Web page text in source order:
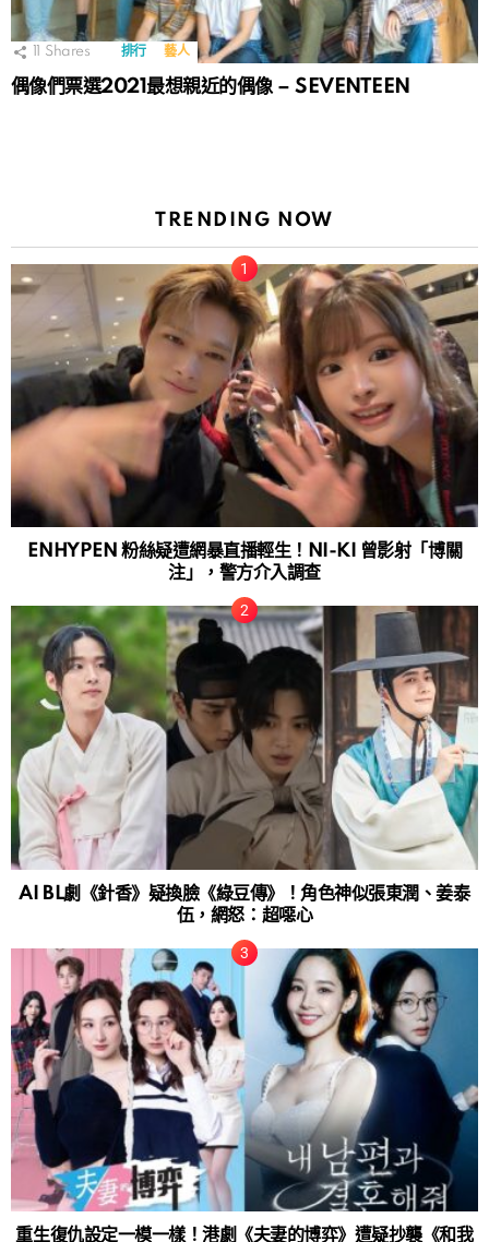
Shares 排行 藝人
偶像們票選2021最想親近的偶像 – SEVENTEEN
TRENDING NOW
ENHYPEN 粉絲疑遭網暴直播輕生！NI-KI 曾影射「博關
注」，警方介入調查
AI BL劇《針香》疑換臉《綠豆傳》！角色神似張東潤、姜泰
伍，網怒：超噁心
重生復仇設定一模一樣！港劇《夫妻的博弈》遭疑抄襲《和我